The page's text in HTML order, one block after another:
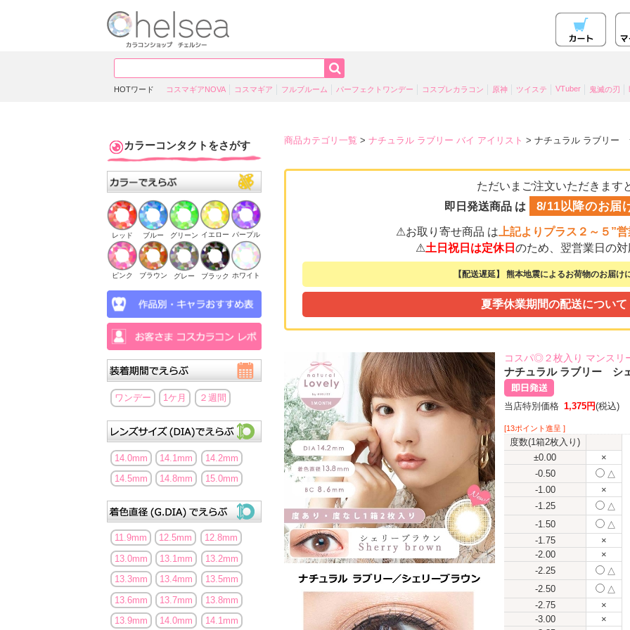
HOTワード コスマギアNOVA コスマギア フルブルーム パーフェクトワンデー コスプレカラコン 原神 ツイステ VTuber 鬼滅の刃
カラーコンタクトをさがす
レッド ブルー グリーン イエロー パープル
ピンク ブラウン グレー ブラック ホワイト
ワンデー 1ケ月 ２週間
14.0mm 14.1mm
14.2mm
14.5mm
14.8mm 15.0mm
11.9mm 12.5mm
12.8mm
13.0mm
13.1mm
13.2mm
13.3mm
13.4mm
13.5mm
13.6mm
13.7mm
13.8mm
13.9mm
14.0mm 14.1mm
商品カテゴリ一覧 > ナチュラル ラブリー バイ アイリスト > ナチュラル ラブリー
ただいまご注文いただきます
即日発送商品 は
8/11以降のお届
⚠お取り寄せ商品 は 上記よりプラス２～５”
⚠土日祝日は定休日 のため、翌営業日の対
【配送遅延】 熊本地震によるお荷物のお届
夏季休業期間の配送につい
コスパ◎２枚入り マンスリ
ナチュラル ラブリー シ
当店特別価格 1,375円(税込)
[13ポイント進呈 ]
度数(1箱2枚入り)
±0.00
×
-0.50
△
-1.00
×
-1.25
△
-1.50
△
-1.75
×
-2.00
×
-2.25
△
-2.50
△
-2.75
×
-3.00
×